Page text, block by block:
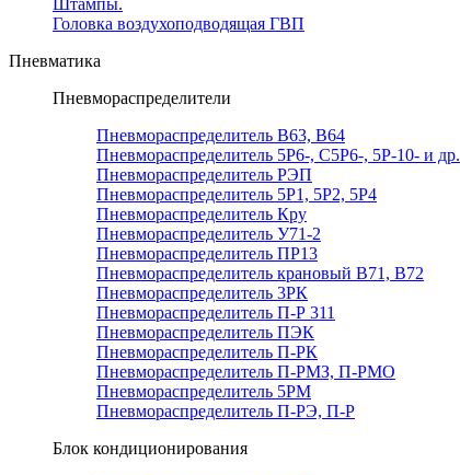
Штампы.
Головка воздухоподводящая ГВП
Пневматика
Пневмораспределители
Пневмораспределитель В63, В64
Пневмораспределитель 5Р6-, С5Р6-, 5Р-10- и др.
Пневмораспределитель РЭП
Пневмораспределитель 5Р1, 5Р2, 5Р4
Пневмораспределитель Кру
Пневмораспределитель У71-2
Пневмораспределитель ПР13
Пневмораспределитель крановый В71, В72
Пневмораспределитель 3РК
Пневмораспределитель П-Р 311
Пневмораспределитель ПЭК
Пневмораспределитель П-РК
Пневмораспределитель П-РМЗ, П-РМО
Пневмораспределитель 5РМ
Пневмораспределитель П-РЭ, П-Р
Блок кондиционирования